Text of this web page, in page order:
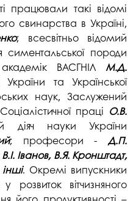
працювали такі відомі
свинарства в Україні,
; всесвітньо відомий
породи
ВАСГНІЛ М.Д.
та Української
наук, Заслужений
праці О.В.
діяч науки України
; професори -Д.П.
Іванов, В.Я. Кронштадт,
. Окремі випускники
вітчизняного